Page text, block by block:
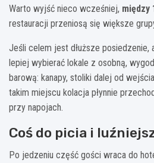
Warto wyjść nieco wcześniej, między
restauracji przeniosą się większe
Jeśli celem jest dłuższe posiedzenie,
lepiej wybierać lokale z osobną,
barową: kanapy, stoliki dalej od
takim miejscu kolacja płynnie
przy napojach.
Coś do picia i
Po jedzeniu część gości wraca do